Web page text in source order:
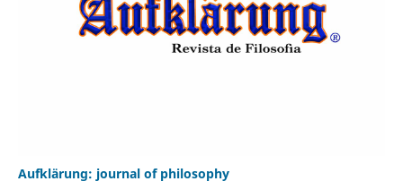
Aufklärung: journal of philosophy